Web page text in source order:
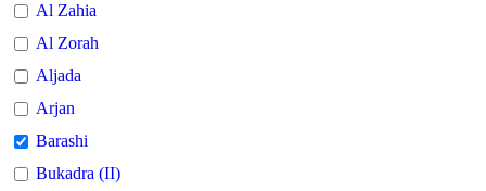
Al Zahia
Al Zorah
Aljada
Arjan
Barashi
Bukadra (II)